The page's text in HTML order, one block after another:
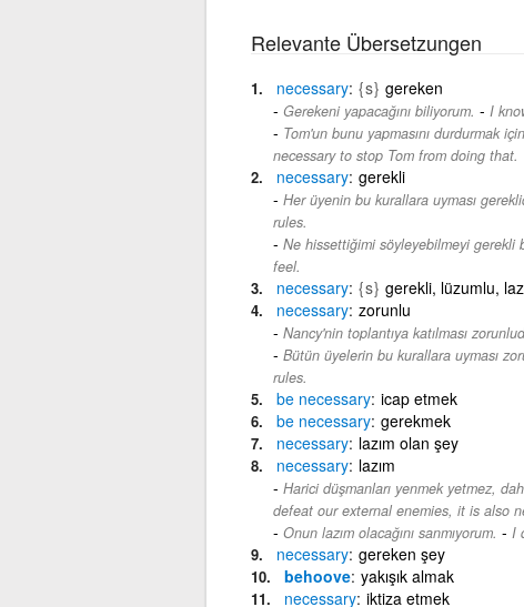
Relevante Übersetzungen
necessary {s} gereken
Gerekeni yapacağını biliyorum. - I
Tom'un bunu yapmasını durdurmak
necessary to stop Tom from doing that.
necessary gerekli
Her üyenin bu kurallara uyması
rules.
Ne hissettiğimi söyleyebilmeyi gerekli
feel.
necessary {s} gerekli, lüzumlu,
necessary zorunlu
Nancy'nin toplantıya katılması
Bütün üyelerin bu kurallara uyması
rules.
be necessary icap etmek
be necessary gerekmek
necessary lazım olan şey
necessary lazım
Harici düşmanları yenmek yetmez,
defeat our external enemies, it is also
Onun lazım olacağını sanmıyorum. - I
necessary gereken şey
behoove yakışık almak
necessary iktiza etmek